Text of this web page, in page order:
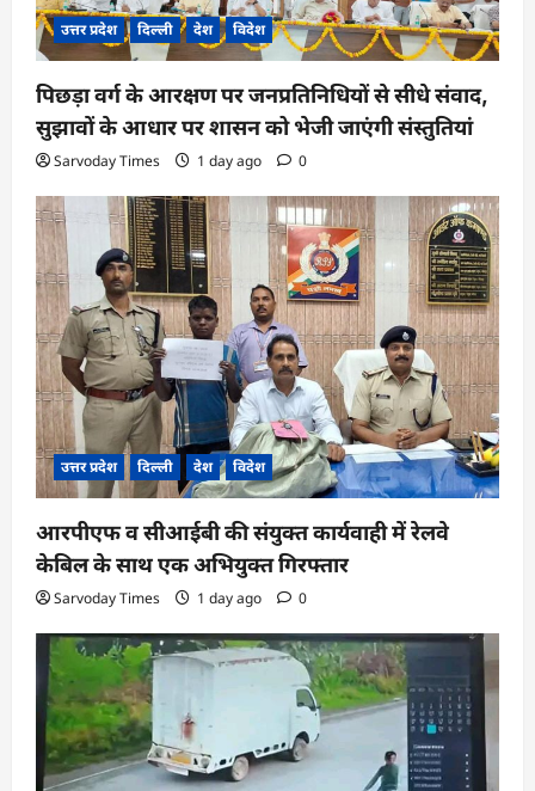
उत्तर प्रदेश दिल्ली देश विदेश
पिछड़ा वर्ग के आरक्षण पर जनप्रतिनिधियों से सीधे संवाद,
सुझावों के आधार पर शासन को भेजी जाएंगी संस्तुतियां
Sarvoday Times 1 day ago 0
उत्तर प्रदेश दिल्ली देश विदेश
आरपीएफ व सीआईबी की संयुक्त कार्यवाही में रेलवे
केबिल के साथ एक अभियुक्त गिरफ्तार
Sarvoday Times 1 day ago 0